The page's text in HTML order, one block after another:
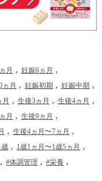
月 妊娠6ヵ月
ヵ月 妊娠初期 妊娠中期
月 生後3ヵ月 生後4ヵ月
月 生後9ヵ月
生後4ヵ月〜7ヵ月
歳 1歳1ヵ月〜1歳5ヵ月
#体調管理 #栄養